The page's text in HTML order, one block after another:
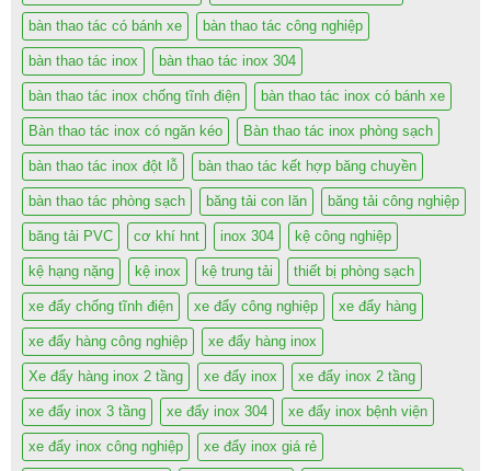
bàn thao tác có bánh xe bàn thao tác công nghiệp
bàn thao tác inox bàn thao tác inox 304
bàn thao tác inox chống tĩnh điện bàn thao tác inox có bánh xe
Bàn thao tác inox có ngăn kéo Bàn thao tác inox phòng sạch
bàn thao tác inox đột lỗ bàn thao tác kết hợp băng chuyền
bàn thao tác phòng sạch băng tải con lăn băng tải công nghiệp
băng tải PVC cơ khí hnt inox 304 kệ công nghiệp
kệ hạng nặng kệ inox kệ trung tải thiết bị phòng sạch
xe đẩy chống tĩnh điện xe đẩy công nghiệp xe đẩy hàng
xe đẩy hàng công nghiệp xe đẩy hàng inox
Xe đẩy hàng inox 2 tầng xe đẩy inox xe đẩy inox 2 tầng
xe đẩy inox 3 tầng xe đẩy inox 304 xe đẩy inox bệnh viện
xe đẩy inox công nghiệp xe đẩy inox giá rẻ